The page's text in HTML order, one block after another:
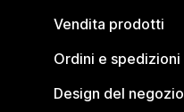
Vendita prodotti
Ordini e spedizioni
Design del negozio